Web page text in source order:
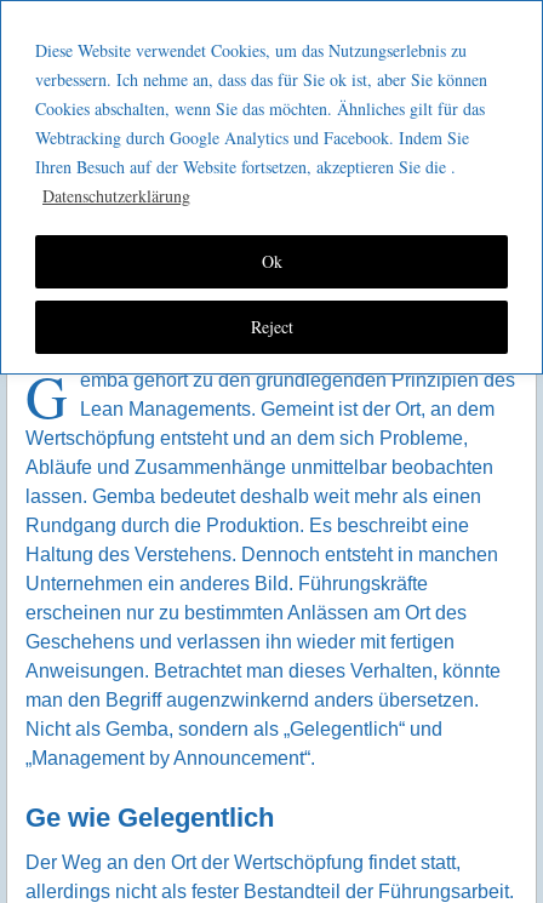
Diese Website verwendet Cookies, um das Nutzungserlebnis zu
verbessern. Ich nehme an, dass das für Sie ok ist, aber Sie können
Cookies abschalten, wenn Sie das möchten. Ähnliches gilt für das
Webtracking durch Google Analytics und Facebook. Indem Sie
Ihren Besuch auf der Website fortsetzen, akzeptieren Sie die .
Datenschutzerklärung
Reject
Ok
GeeMco :
Götz Müller
Consulting
Wenn Gemba zu „Gelegentlich“
und „Management by
Announcement“ wird
G emba gehört zu den grundlegenden Prinzipien des
Lean Managements. Gemeint ist der Ort, an dem
Wertschöpfung entsteht und an dem sich Probleme,
Abläufe und Zusammenhänge unmittelbar beobachten
lassen. Gemba bedeutet deshalb weit mehr als einen
Rundgang durch die Produktion. Es beschreibt eine
Haltung des Verstehens. Dennoch entsteht in manchen
Unternehmen ein anderes Bild. Führungskräfte
erscheinen nur zu bestimmten Anlässen am Ort des
Geschehens und verlassen ihn wieder mit fertigen
Anweisungen. Betrachtet man dieses Verhalten, könnte
man den Begriff augenzwinkernd anders übersetzen.
Nicht als Gemba, sondern als „Gelegentlich“ und
„Management by Announcement“.
Ge wie Gelegentlich
Der Weg an den Ort der Wertschöpfung findet statt,
allerdings nicht als fester Bestandteil der Führungsarbeit.